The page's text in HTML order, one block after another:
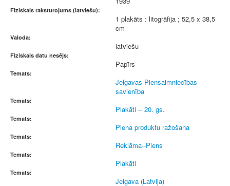
Fiziskais raksturojums (latviešu):
1 plakāts : litogrāfija ; 52,5 x 38,5
cm
Valoda:
latviešu
Fiziskais datu nesējs:
Papīrs
Temats:
Jelgavas Piensaimniecības
savienība
Temats:
Plakāti -- 20. gs.
Temats:
Piena produktu ražošana
Temats:
Reklāma--Piens
Temats:
Plakāti
Temats:
Jelgava (Latvija)